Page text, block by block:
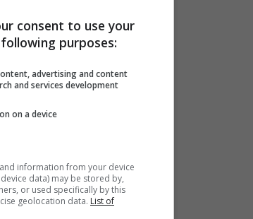
consent to use your
purposes:
advertising and content
and services development
on a device
information from your device
data) may be stored by,
or used specifically by this
geolocation data. List of